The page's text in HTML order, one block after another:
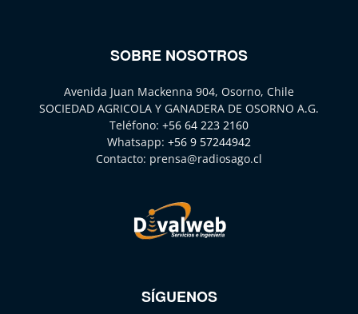
SOBRE NOSOTROS
Avenida Juan Mackenna 904, Osorno, Chile
SOCIEDAD AGRICOLA Y GANADERA DE OSORNO A.G.
Teléfono: +56 64 223 2160
Whatsapp: +56 9 57244942
Contacto: prensa@radiosago.cl
SÍGUENOS